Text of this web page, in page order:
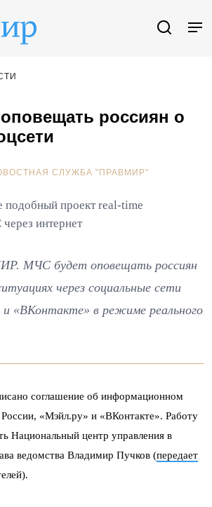
россиян о
СЛУЖБА "ПРАВМИР"
подобный проект real-time
интернет
МЧС будет оповещать россиян
через социальные сети
и «ВКонтакте» в режиме реального
соглашение об информационном
«Мэйл.ру» и «ВКонтакте». Работу
Национальный центр управления в
ведомства Владимир Пучков (передает